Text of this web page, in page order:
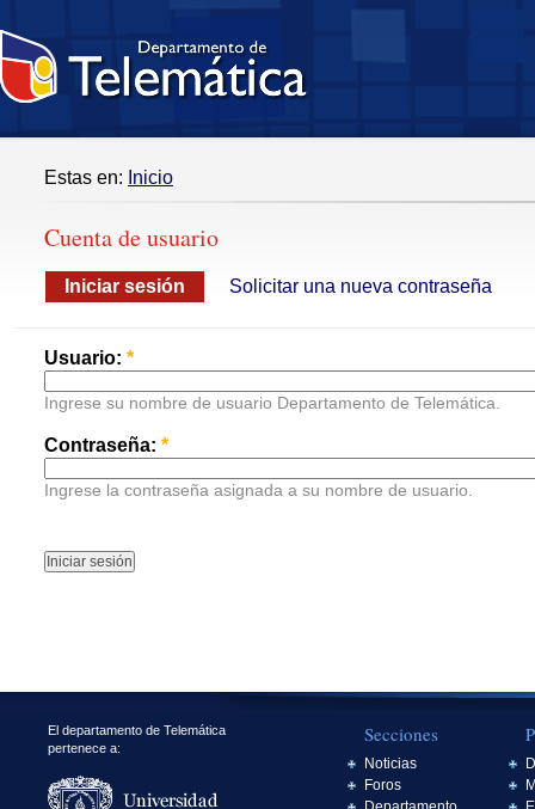
Estas en: Inicio
Cuenta de usuario
Iniciar sesión Solicitar una nueva contraseña
Usuario: *
Ingrese su nombre de usuario Departamento de Telemática.
Contraseña: *
Ingrese la contraseña asignada a su nombre de usuario.
El departamento de Telemática
pertenece a:
Secciones
Noticias
Foros